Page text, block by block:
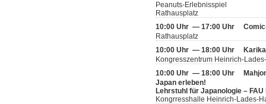
Peanuts-Erlebnisspiel
Rathausplatz
10:00 Uhr — 17:00 Uhr
Rathausplatz
10:00 Uhr — 18:00 Uhr
Kongresszentrum Heinrich-
10:00 Uhr — 18:00 Uhr
Japan erleben!
Lehrstuhl für Japanologie –
Kongrresshalle Heinrich-Lades-